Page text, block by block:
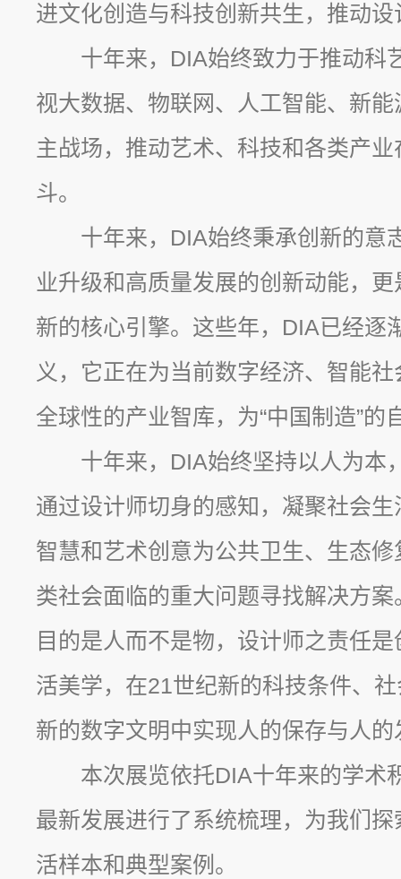
进文化创造与科技创新共生，推动
十年来，DIA始终致力于推动科
视大数据、物联网、人工智能、新
主战场，推动艺术、科技和各类产
斗。
十年来，DIA始终秉承创新的意
业升级和高质量发展的创新动能，
新的核心引擎。这些年，DIA已经逐
义，它正在为当前数字经济、智能
全球性的产业智库，为“中国制造”的
十年来，DIA始终坚持以人为本
通过设计师切身的感知，凝聚社会
智慧和艺术创意为公共卫生、生态
类社会面临的重大问题寻找解决方
目的是人而不是物，设计师之责任
活美学，在21世纪新的科技条件、
新的数字文明中实现人的保存与人的
本次展览依托DIA十年来的学术
最新发展进行了系统梳理，为我们探
活样本和典型案例。